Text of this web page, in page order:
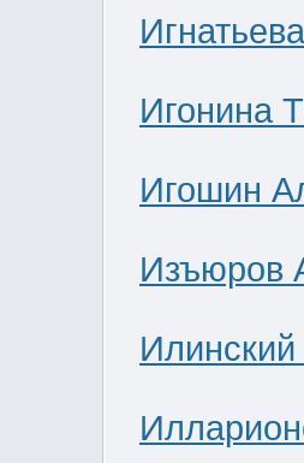
Игонина
Игошин
Изъюров